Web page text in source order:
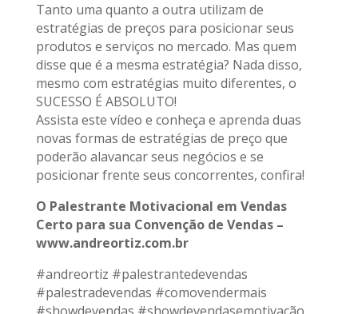
Tanto uma quanto a outra utilizam de
estratégias de preços para posicionar seus
produtos e serviços no mercado. Mas quem
disse que é a mesma estratégia? Nada disso,
mesmo com estratégias muito diferentes, o
SUCESSO É ABSOLUTO!
Assista este vídeo e conheça e aprenda duas
novas formas de estratégias de preço que
poderão alavancar seus negócios e se
posicionar frente seus concorrentes, confira!
O Palestrante Motivacional em Vendas
Certo para sua Convenção de Vendas –
www.andreortiz.com.br
#andreortiz #palestrantedevendas
#palestradevendas #comovendermais